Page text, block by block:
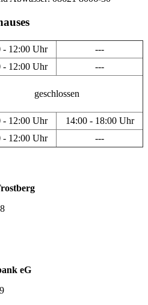
- 12:00 Uhr
---
- 12:00 Uhr ---
geschlossen
- 12:00 Uhr
14:00 - 18:00 Uhr
- 12:00 Uhr ---
eG